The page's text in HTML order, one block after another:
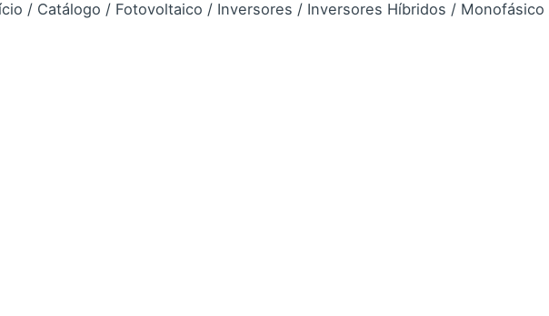
/ Catálogo / Fotovoltaico / Inversores / Inversores Híbridos / Monofásico